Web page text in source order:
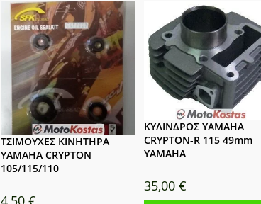
ΤΣΙΜΟΥΧΕΣ ΚΙΝΗΤΗΡΑ
YAMAHA CRYPTON
105/115/110
4,50€
ΚΥΛΙΝΔΡΟΣ YAMAHA
CRYPTON-R 115 49mm
YAMAHA
35,00€